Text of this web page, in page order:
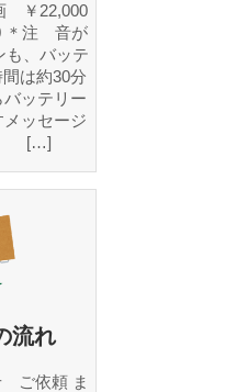
￥22,000
注 音が
も、バッテ
は約30分
ッテリー
ッセージ
） […]
流れ
ご依頼 ま